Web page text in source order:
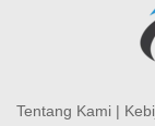
Tentang Kami |